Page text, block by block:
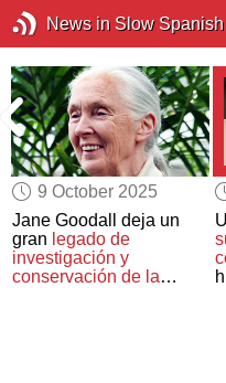
News in Slow Spanish
9 October 2025
Jane Goodall deja un
gran legado de
investigación y
conservación de la